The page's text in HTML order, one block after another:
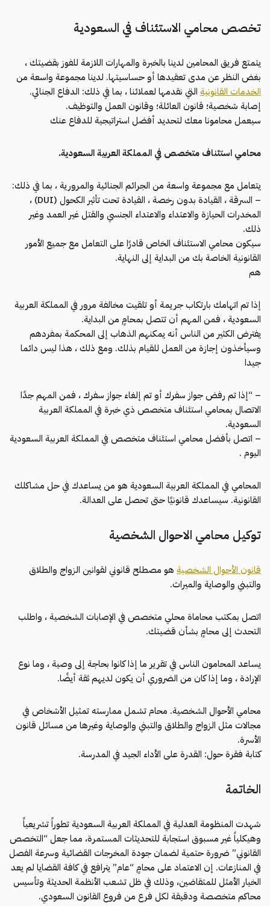
تخصص محامي الاستئناف في السعودية
يتمتع فريق المحامين لدينا بالخبرة والمهارات اللازمة للفوز بقضيتك ،
بغض النظر عن مدى تعقيدها أو حساسيتها. لدينا مجموعة واسعة من
الخدمات القانونية التي نقدمها لعملائنا ، بما في ذلك: الدفاع الجنائي.
إصابة شخصية؛ قانون العائلة؛ وقانون العمل والتوظيف.
سيعمل محامونا معك لتحديد أفضل استراتيجية للدفاع عنك
محامي استئناف متخصص في المملكة العربية السعودية.
يتعامل مع مجموعة واسعة من الجرائم الجنائية والمرورية ، بما في ذلك:
– السرقة ، القيادة بدون رخصة ، القيادة تحت تأثير الكحول (DUI) ،
المخدرات الحيازة والاعتداء والاعتداء الجنسي والقتل غير العمد وغير
ذلك.
سيكون محامي الاستئناف الخاص قادرًا على التعامل مع جميع الأمور
القانونية الخاصة بك من البداية إلى النهاية.
هم
إذا تم اتهامك بارتكاب جريمة أو تلقيت مخالفة مرور في المملكة العربية
السعودية ، فمن المهم أن تتصل بمحامٍ من البداية.
يفترض الكثير من الناس أنه يمكنهم الذهاب إلى المحكمة بمفردهم
وسيأخذون إجازة من العمل للقيام بذلك. ومع ذلك ، هذا ليس دائما
جيدا
– “إذا تم رفض جواز سفرك أو تم إلغاء جواز سفرك ، فمن المهم جدًا
الاتصال بمحامي استئناف متخصص ذي خبرة في المملكة العربية
السعودية.
– اتصل بأفضل محامي استئناف متخصص في المملكة العربية السعودية
اليوم .
المحامي في المملكة العربية السعودية هو من يساعدك في حل مشاكلك
القانونية. سيساعدك قانونيًا حتى تحصل على العدالة.
توكيل محامي الاحوال الشخصية
قانون الأحوال الشخصية هو مصطلح قانوني لقوانين الزواج والطلاق
والتبني والوصاية والميراث.
اتصل بمكتب محاماة محلي متخصص في الإصابات الشخصية ، واطلب
التحدث إلى محامٍ بشأن قضيتك.
يساعد المحامون الناس في تقرير ما إذا كانوا بحاجة إلى وصية ، وما نوع
الإرادة ، وما إذا كان من الضروري أن يكون لديهم ثقة أيضًا.
محامي الأحوال الشخصية. محام تشمل ممارسته تمثيل الأشخاص في
مجالات مثل الزواج والطلاق والتبني والوصاية وغيرها من مسائل قانون
الأسرة.
كتابة فقرة حول: القدرة على الأداء الجيد في المدرسة.
الخاتمة
شهدت المنظومة العدلية في المملكة العربية السعودية تطوراً تشريعياً
وهيكلياً غير مسبوق استجابة للتحديثات المستمرة، مما جعل “التخصص
القانوني” ضرورة حتمية لضمان جودة المخرجات القضائية وسرعة الفصل
في المنازعات. إن الاعتماد على محامٍ “عام” يترافع في كافة القضايا لم يعد
الخيار الأمثل للمتقاضين، وذلك في ظل تشعب الأنظمة الحديثة وتأسيس
محاكم متخصصة ودقيقة لكل فرع من فروع القانون السعودي.